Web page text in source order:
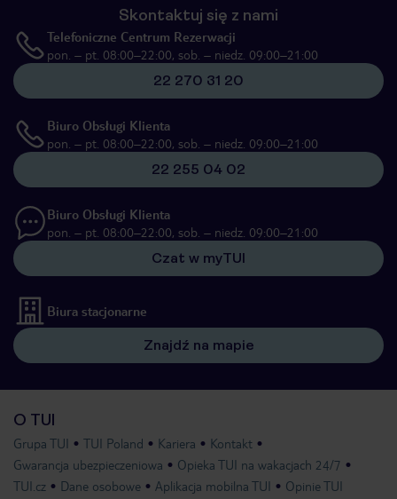
Skontaktuj się z nami
Telefoniczne Centrum Rezerwacji
pon. – pt. 08:00–22:00, sob. – niedz. 09:00–21:00
22 270 31 20
Biuro Obsługi Klienta
pon. – pt. 08:00–22:00, sob. – niedz. 09:00–21:00
22 255 04 02
Biuro Obsługi Klienta
pon. – pt. 08:00–22:00, sob. – niedz. 09:00–21:00
Czat w myTUI
Biura stacjonarne
Znajdź na mapie
O TUI
Grupa TUI TUI Poland Kariera
Kontakt
Gwarancja ubezpieczeniowa
Opieka TUI na wakacjach 24/7
TUI.cz
Dane osobowe Aplikacja mobilna TUI Opinie TUI